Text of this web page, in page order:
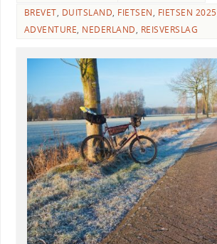
BREVET, DUITSLAND, FIETSEN, FIETSEN 2025
ADVENTURE, NEDERLAND, REISVERSLAG